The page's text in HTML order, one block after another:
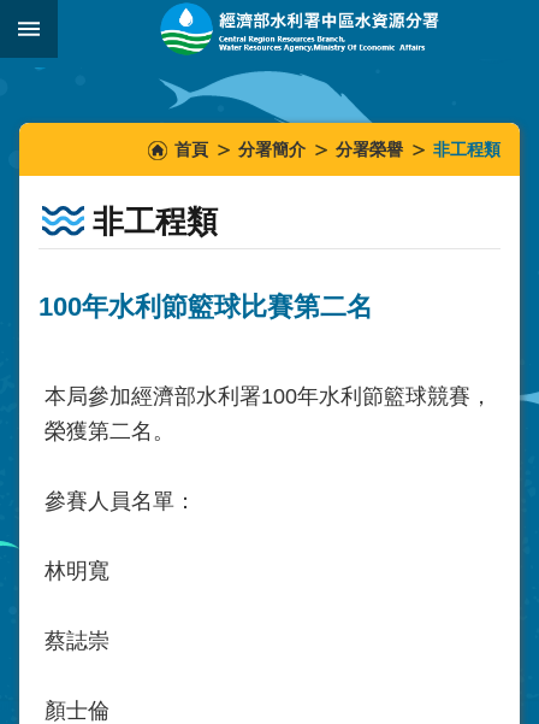
跳到主要內容區塊
::::::
首頁 分署簡介 分署榮譽 非工程類
非工程類
100年水利節籃球比賽第二名
本局參加經濟部水利署100年水利節籃球競賽，
榮獲第二名。
參賽人員名單：
林明寬
蔡誌崇
顏士倫